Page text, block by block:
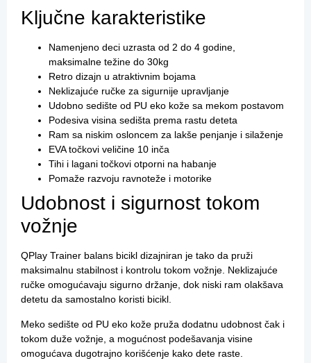
Ključne karakteristike
Namenjeno deci uzrasta od 2 do 4 godine,
maksimalne težine do 30kg
Retro dizajn u atraktivnim bojama
Neklizajuće ručke za sigurnije upravljanje
Udobno sedište od PU eko kože sa mekom postavom
Podesiva visina sedišta prema rastu deteta
Ram sa niskim osloncem za lakše penjanje i silaženje
EVA točkovi veličine 10 inča
Tihi i lagani točkovi otporni na habanje
Pomaže razvoju ravnoteže i motorike
Udobnost i sigurnost tokom
vožnje
QPlay Trainer balans bicikl dizajniran je tako da pruži
maksimalnu stabilnost i kontrolu tokom vožnje. Neklizajuće
ručke omogućavaju sigurno držanje, dok niski ram olakšava
detetu da samostalno koristi bicikl.
Meko sedište od PU eko kože pruža dodatnu udobnost čak i
tokom duže vožnje, a mogućnost podešavanja visine
omogućava dugotrajno korišćenje kako dete raste.